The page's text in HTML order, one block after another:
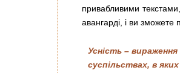
привабливими
авангарді, і ви зможете
Усність – вираження
суспільствах, в